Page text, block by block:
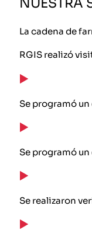
NUESTRA
La cadena de
RGIS realizó
Se programó
Se programó
Se realizaron